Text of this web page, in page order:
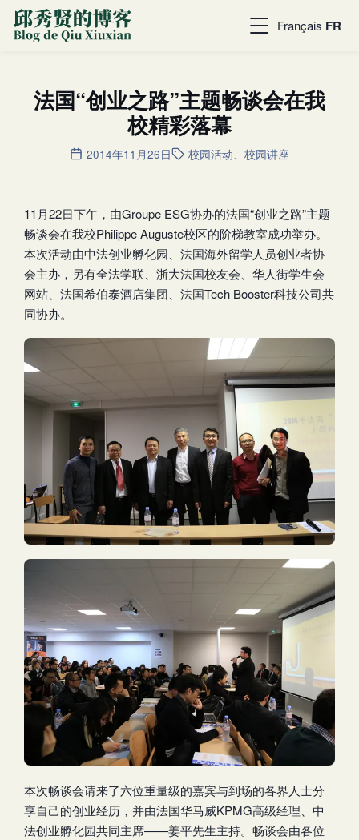
Français FR
法国“创业之路”主题畅谈会在我
校精彩落幕
2014年11月26日 校园活动 、校园讲座
11月22日下午，由Groupe ESG协办的法国“创业之路”主题
畅谈会在我校Philippe Auguste校区的阶梯教室成功举办。
本次活动由中法创业孵化园、法国海外留学人员创业者协
会主办，另有全法学联、浙大法国校友会、华人街学生会
网站、法国希伯泰酒店集团、法国Tech Booster科技公司共
同协办。
本次畅谈会请来了六位重量级的嘉宾与到场的各界人士分
享自己的创业经历，并由法国华马威KPMG高级经理、中
法创业孵化园共同主席——姜平先生主持。畅谈会由各位